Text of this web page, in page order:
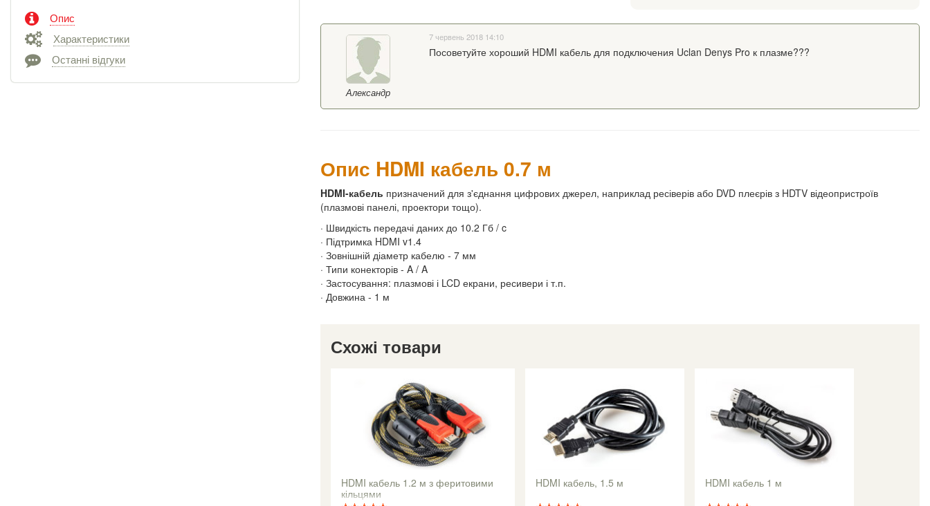
Опис
Характеристики
Останні відгуки
Ваш телефон
Александр
7 червень 2018 14:10
Посоветуйте хороший HDMI кабель для подключения Uclan Denys Pro к плазме???
Опис HDMI кабель 0.7 м
HDMI-кабель призначений для з'єднання цифрових джерел, наприклад ресіверів або DVD плеєрів з HDTV відеопристроїв
(плазмові панелі, проектори тощо).
· Швидкість передачі даних до 10.2 Гб / c
· Підтримка HDMI v1.4
· Зовнішній діаметр кабелю - 7 мм
· Типи конекторів - A / A
· Застосування: плазмові і LCD екрани, ресивери і т.п.
· Довжина - 1 м
Схожі товари
HDMI кабель 1.2 м з феритовими
кільцями
HDMI кабель, 1.5 м HDMI кабель 1 м